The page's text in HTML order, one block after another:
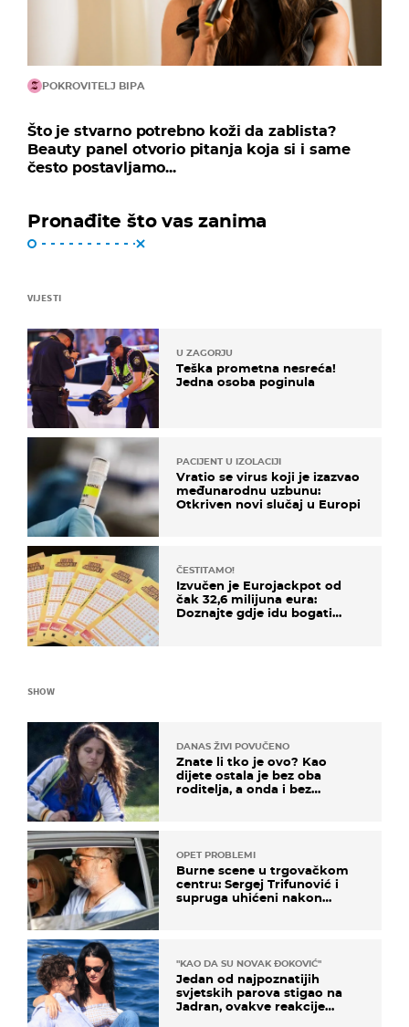
POKROVITELJ BIPA
Što je stvarno potrebno koži da zablista?
Beauty panel otvorio pitanja koja si i same
često postavljamo...
Pronađite što vas zanima
VIJESTI
U ZAGORJU
Teška prometna nesreća!
Jedna osoba poginula
PACIJENT U IZOLACIJI
Vratio se virus koji je izazvao
međunarodnu uzbunu:
Otkriven novi slučaj u Europi
ČESTITAMO!
Izvučen je Eurojackpot od
čak 32,6 milijuna eura:
Doznajte gdje idu bogati
SHOW
DANAS ŽIVI POVUČENO
Znate li tko je ovo? Kao
dijete ostala je bez oba
roditelja, a onda i bez
OPET PROBLEMI
Burne scene u trgovačkom
centru: Sergej Trifunović i
supruga uhićeni nakon
"KAO DA SU NOVAK ĐOKOVIĆ"
Jedan od najpoznatijih
svjetskih parova stigao na
Jadran, ovakve reakcije